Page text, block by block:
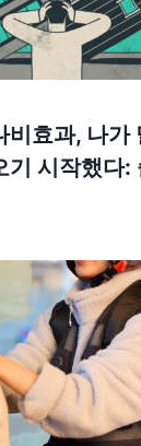
비효과, 나가
기 시작했다: